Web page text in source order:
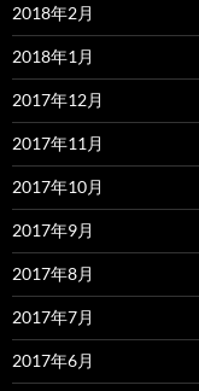
2018年2月
2018年1月
2017年12月
2017年11月
2017年10月
2017年9月
2017年8月
2017年7月
2017年6月